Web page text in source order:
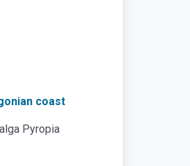
coast
Pyropia